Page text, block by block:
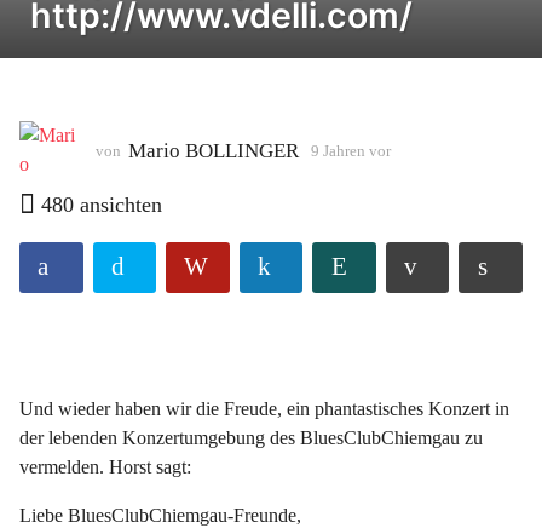
e
r
J
a
h
r
o
r
http://www.vdelli.com/
von Mario BOLLINGER 9 Jahren vor
h
480 ansichten
Und wieder haben wir die Freude, ein phantastisches Konzert in
der lebenden Konzertumgebung des BluesClubChiemgau zu
vermelden. Horst sagt:
Liebe BluesClubChiemgau-Freunde,